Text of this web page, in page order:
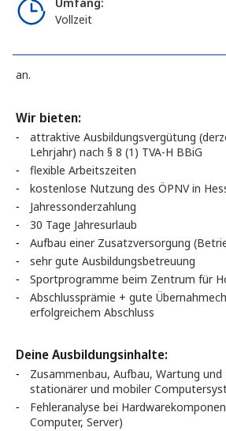
Vollzeit
an.
Wir bieten:
attraktive Ausbildungsvergütung
Lehrjahr) nach § 8 (1) TVA-H BBiG
flexible Arbeitszeiten
kostenlose Nutzung des ÖPNV in
Jahressonderzahlung
30 Tage Jahresurlaub
Aufbau einer Zusatzversorgung
sehr gute Ausbildungsbetreuung
Sportprogramme beim Zentrum für
Abschlussprämie + gute
erfolgreichem Abschluss
Deine Ausbildungsinhalte:
Zusammenbau, Aufbau, Wartung und
stationärer und mobiler
Fehleranalyse bei
Computer, Server)